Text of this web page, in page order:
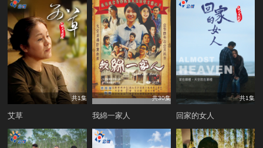
共1集
艾草
共30集
我綿一家人
共1集
回家的女人